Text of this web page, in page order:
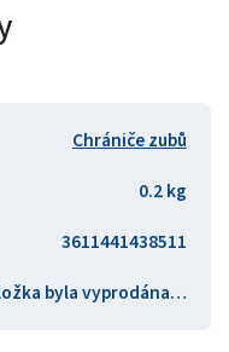
Chrániče zubů
0.2 kg
3611441438511
byla vyprodána…